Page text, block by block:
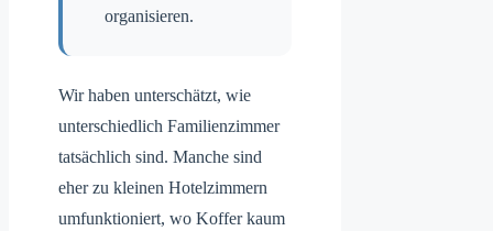
organisieren.
Wir haben unterschätzt, wie
unterschiedlich Familienzimmer
tatsächlich sind. Manche sind
eher zu kleinen Hotelzimmern
umfunktioniert, wo Koffer kaum